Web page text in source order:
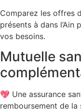
Comparez les offres
présents à dans
vos besoins.
Mutuelle
💖 Une assurance
remboursement de la